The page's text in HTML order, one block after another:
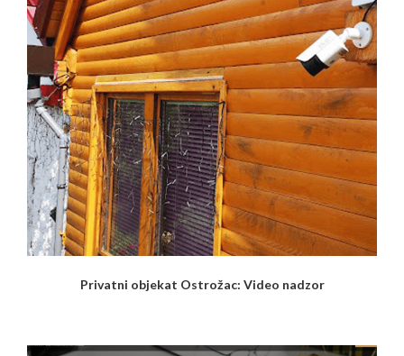
Privatni objekat Ostrožac: Video nadzor